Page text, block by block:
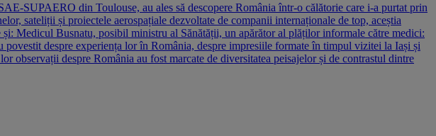
SUPAERO din Toulouse, au ales să descopere România într-o călătorie care i-a purtat prin
sateliții și proiectele aerospațiale dezvoltate de companii internaționale de top, aceștia
Medicul Busnatu, posibil ministru al Sănătății, un apărător al plăților informale către medici:
despre experiența lor în România, despre impresiile formate în timpul vizitei la Iași și
observații despre România au fost marcate de diversitatea peisajelor și de contrastul dintre